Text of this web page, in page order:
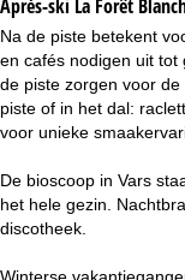
Après-ski La Forêt
Na de piste betekent
en cafés nodigen uit tot
de piste zorgen voor
piste of in het dal:
voor unieke
De bioscoop in Vars
het hele gezin.
discotheek.
Winterse